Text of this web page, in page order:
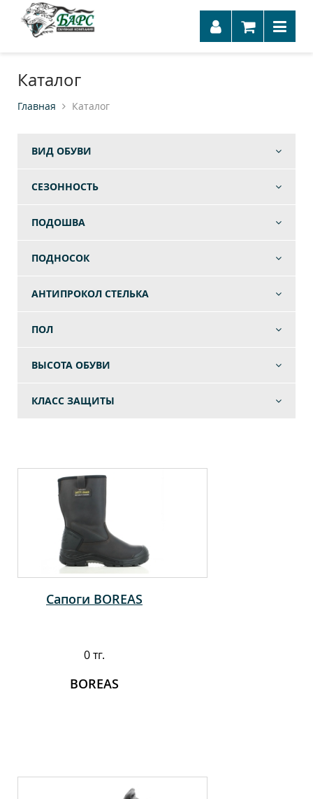
Каталог
Главная Каталог
ВИД ОБУВИ
СЕЗОННОСТЬ
ПОДОШВА
ПОДНОСОК
АНТИПРОКОЛ СТЕЛЬКА
ПОЛ
ВЫСОТА ОБУВИ
КЛАСС ЗАЩИТЫ
Сапоги BOREAS
0 тг.
BOREAS